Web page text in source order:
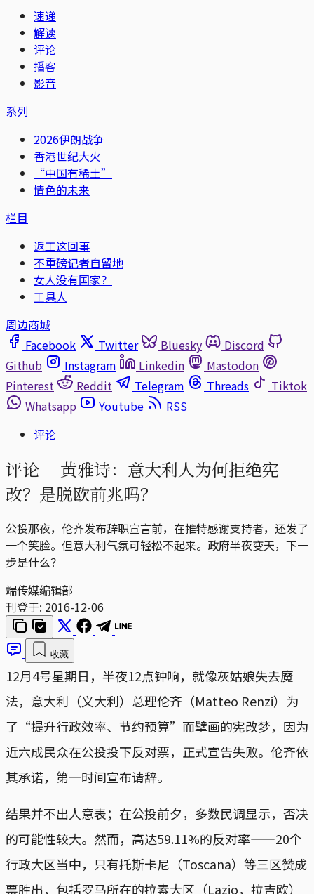
速递
解读
评论
播客
影音
系列
2026伊朗战争
香港世纪大火
“中国有稀土”
情色的未来
栏目
返工这回事
不重磅记者自留地
女人没有国家？
工具人
周边商城
Facebook
Twitter Bluesky
Discord
Github
Instagram Linkedin
Mastodon
Pinterest
Reddit Telegram Threads
Tiktok
Whatsapp
Youtube
RSS
评论
评论｜ 黄雅诗：意大利人为何拒绝宪
改？是脱欧前兆吗？
公投那夜，伦齐发布辞职宣言前，在推特感谢支持者，还发了
一个笑脸。但意大利气氛可轻松不起来。政府半夜变天，下一
步是什么？
端传媒编辑部
刊登于: 2016-12-06
收藏
12月4号星期日，半夜12点钟响，就像灰姑娘失去魔
法，意大利（义大利）总理伦齐（Matteo Renzi）为
了“提升行政效率、节约预算”而擘画的宪改梦，因为
近六成民众在公投投下反对票，正式宣告失败。伦齐依
其承诺，第一时间宣布请辞。
结果并不出人意表；在公投前夕，多数民调显示，否决
的可能性较大。然而，高达59.11%的反对率——20个
行政大区当中，只有托斯卡尼（Toscana）等三区赞成
票胜出，包括罗马所在的拉素大区（Lazio，拉吉欧）